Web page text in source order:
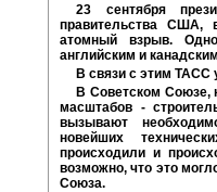
23 сентября
правительства США,
атомный взрыв.
английским и
В связи с этим ТАСС
В Советском Союзе,
масштабов -
вызывают
новейших
происходили и
возможно, что это
Союза.